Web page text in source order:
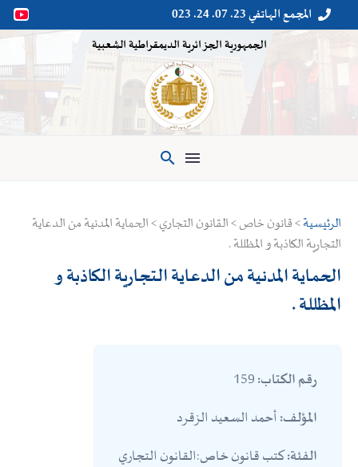

 المجمع الهاتفي 23. 07. 24. 023
الجمهورية الجزائرية الديمقراطية الشعبية

الرئيسية> قانون خاص > القانون التجاري > الحماية المدنية من الدعاية
التجارية الكاذبة و المظللة .
الحماية المدنية من الدعاية التجارية الكاذبة و
المظللة .
رقم الكتاب:
المؤلف:أحمد السعيد الزقرد
الفئة:كتب قانون خاص:القانون التجاري